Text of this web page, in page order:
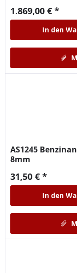
1.869,00 € *
In den
AS1245
8mm
31,50 € *
In den